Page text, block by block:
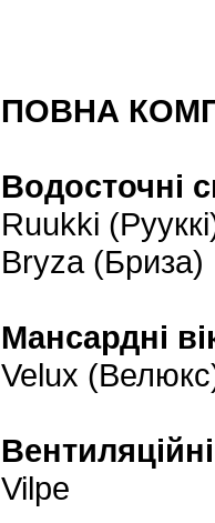
ПОВНА
Водосточні
Ruukki
Bryza (Бриза)
Мансардні
Velux
Vilpe